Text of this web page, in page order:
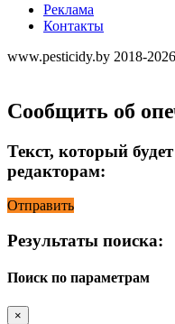
Реклама
Контакты
www.pesticidy.by 2018-2026
Сообщить об
Текст, который
редакторам:
Отправить
Результаты поиска:
Поиск по параметрам
×